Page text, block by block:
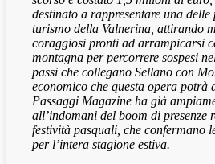
destinato a rappresentare una
turismo della Valnerina, attirando
coraggiosi pronti ad arrampicarsi
montagna per percorrere sospesi
passi che collegano Sellano con
economico che questa opera potrà
Passaggi Magazine ha già
all’indomani del boom di presenze
festività pasquali, che confermano
per l’intera stagione estiva.